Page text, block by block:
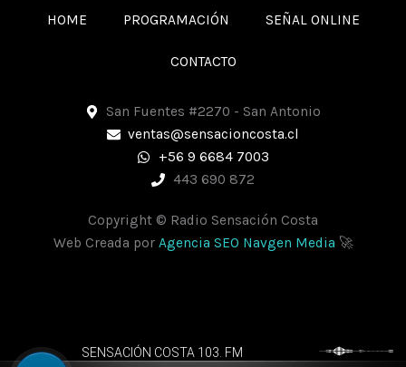
e
k
t
g
a
m
t
p
HOME PROGRAMACIÓN SEÑAL ONLINE
CONTACTO
San Fuentes #2270 - San Antonio
ventas@sensacioncosta.cl
+56 9 6684 7003
443 690 872
Copyright © Radio Sensación Costa
Web Creada por Agencia SEO Navgen Media 🚀